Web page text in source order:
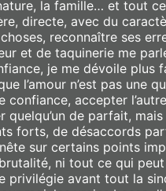
la famille… et tout
directe, avec du
reconnaître ses
et de taquinerie me
je me dévoile plus
l’amour n’est pas une
confiance, accepter
de parfait,
forts, de désaccords
sur certains points
ni tout ce qui peut
privilégie avant tout la